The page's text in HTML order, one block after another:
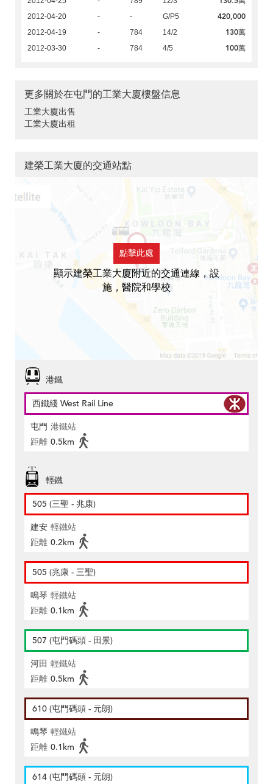
2012-04-20 - - G/P5 420,000
2012-04-19 - 784 14/2 130萬
2012-03-30 - 784 4/5 100萬
更多關於在屯門的工業大廈樓盤信息
工業大廈出售
工業大廈出租
建榮工業大廈的交通站點
點擊此處
顯示建榮工業大廈附近的交通連線，設
施，醫院和學校
港鐵
西鐵綫 West Rail Line
屯門 港鐵站
距離 0.5km
輕鐵
505 (三聖 - 兆康)
建安 輕鐵站
距離 0.2km
505 (兆康 - 三聖)
鳴琴 輕鐵站
距離 0.1km
507 (屯門碼頭 - 田景)
河田 輕鐵站
距離 0.5km
610 (屯門碼頭 - 元朗)
鳴琴 輕鐵站
距離 0.1km
614 (屯門碼頭 - 元朗)